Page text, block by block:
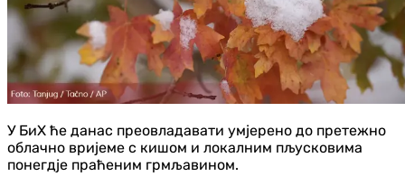
У БиХ ће данас преовладавати умјерено до претежно
облачно вријеме с кишом и локалним пљусковима
понегдје праћеним грмљавином.